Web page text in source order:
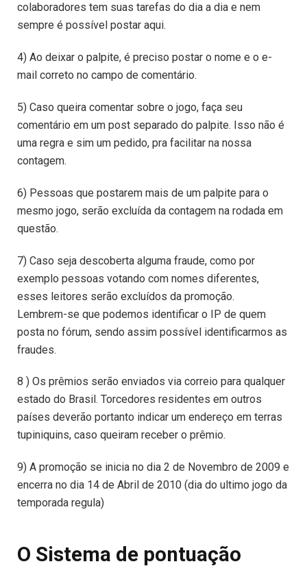
colaboradores tem suas tarefas do dia a dia e nem
sempre é possível postar aqui.
4) Ao deixar o palpite, é preciso postar o nome e o e-
mail correto no campo de comentário.
5) Caso queira comentar sobre o jogo, faça seu
comentário em um post separado do palpite. Isso não é
uma regra e sim um pedido, pra facilitar na nossa
contagem.
6) Pessoas que postarem mais de um palpite para o
mesmo jogo, serão excluída da contagem na rodada em
questão.
7) Caso seja descoberta alguma fraude, como por
exemplo pessoas votando com nomes diferentes,
esses leitores serão excluídos da promoção.
Lembrem-se que podemos identificar o IP de quem
posta no fórum, sendo assim possível identificarmos as
fraudes.
8 ) Os prêmios serão enviados via correio para qualquer
estado do Brasil. Torcedores residentes em outros
países deverão portanto indicar um endereço em terras
tupiniquins, caso queiram receber o prêmio.
9) A promoção se inicia no dia 2 de Novembro de 2009 e
encerra no dia 14 de Abril de 2010 (dia do ultimo jogo da
temporada regula)
O Sistema de pontuação